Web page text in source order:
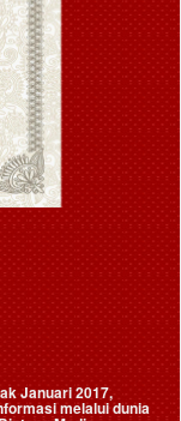
Januari 2017,
melalui dunia